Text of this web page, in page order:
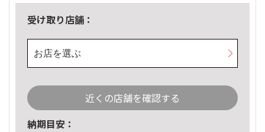
受け取り店舗：
お店を選ぶ
近くの店舗を確認する
納期目安：